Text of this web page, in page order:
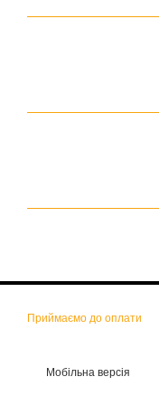
Приймаємо до оплати
Мобільна версія